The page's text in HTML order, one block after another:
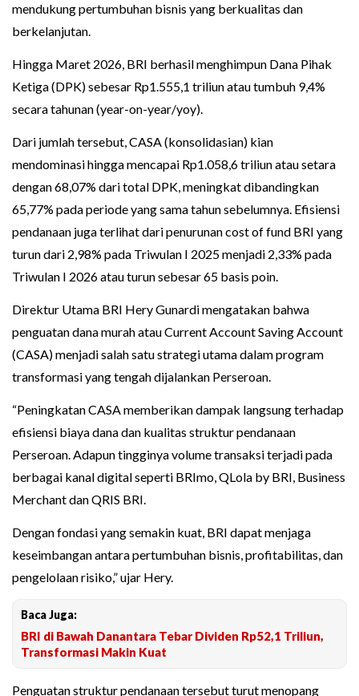
mendukung pertumbuhan bisnis yang berkualitas dan
berkelanjutan.
Hingga Maret 2026, BRI berhasil menghimpun Dana Pihak
Ketiga (DPK) sebesar Rp1.555,1 triliun atau tumbuh 9,4%
secara tahunan (year-on-year/yoy).
Dari jumlah tersebut, CASA (konsolidasian) kian
mendominasi hingga mencapai Rp1.058,6 triliun atau setara
dengan 68,07% dari total DPK, meningkat dibandingkan
65,77% pada periode yang sama tahun sebelumnya. Efisiensi
pendanaan juga terlihat dari penurunan cost of fund BRI yang
turun dari 2,98% pada Triwulan I 2025 menjadi 2,33% pada
Triwulan I 2026 atau turun sebesar 65 basis poin.
Direktur Utama BRI Hery Gunardi mengatakan bahwa
penguatan dana murah atau Current Account Saving Account
(CASA) menjadi salah satu strategi utama dalam program
transformasi yang tengah dijalankan Perseroan.
“Peningkatan CASA memberikan dampak langsung terhadap
efisiensi biaya dana dan kualitas struktur pendanaan
Perseroan. Adapun tingginya volume transaksi terjadi pada
berbagai kanal digital seperti BRImo, QLola by BRI, Business
Merchant dan QRIS BRI.
Dengan fondasi yang semakin kuat, BRI dapat menjaga
keseimbangan antara pertumbuhan bisnis, profitabilitas, dan
pengelolaan risiko,” ujar Hery.
Baca Juga:
BRI di Bawah Danantara Tebar Dividen Rp52,1 Triliun,
Transformasi Makin Kuat
Penguatan struktur pendanaan tersebut turut menopang